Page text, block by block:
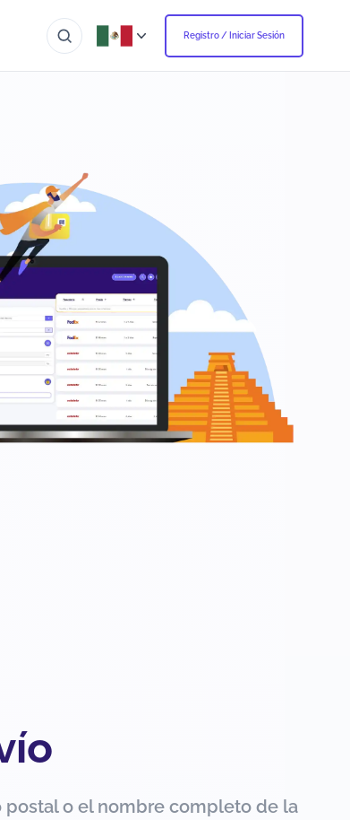
Registro / Iniciar Sesión
postal o el nombre completo de la